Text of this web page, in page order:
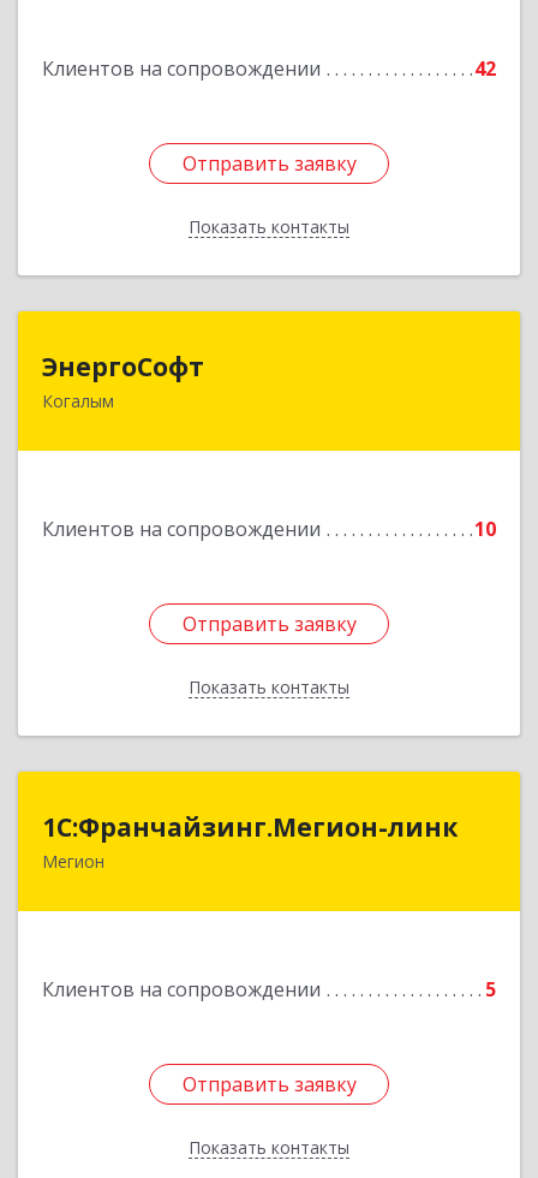
Клиентов на сопровождении 42
Отправить заявку
Показать контакты
Отправить заявку
Назад
ЭнергоСофт
Когалым
Клиентов на сопровождении 10
Отправить заявку
Показать контакты
628485, Ханты-Мансийский Автономный округ
Подробнее
Отправить заявку
Назад
1С:Франчайзинг.Мегион-линк
Мегион
Клиентов на сопровождении 5
Отправить заявку
Показать контакты
1С:Франчайзинг.Мегион-линк
Отправить заявку
Назад